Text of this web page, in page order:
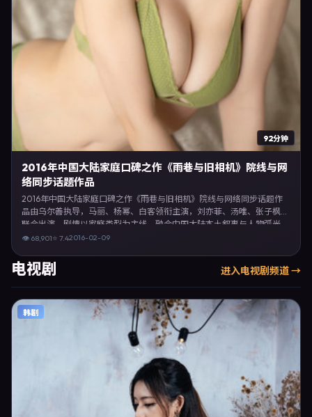
92分钟
2016年中国大陆家庭口碑之作《雨巷与旧相机》院线与网
络同步话题作品
2016年中国大陆家庭口碑之作《雨巷与旧相机》院线与网络同步话题作
品由乌尔善执导，马丽、杨幂、白客领衔主演，刘亦菲、汤唯、张子枫等
联合出演。剧情以家庭类型为主线，融合中国大陆本土叙事与人物弧光，
适合检索「家庭电影 中国大陆 乌尔善 马丽」等关键词的观众。2016年2
映。影片在节奏、摄影与配乐上强调沉浸体验，可作为片单推荐、影评长
文与专题策划的引用素材。
👁 68,901⭐ 7.42016-02-09
电视剧 进入电视剧频道 →
韩剧